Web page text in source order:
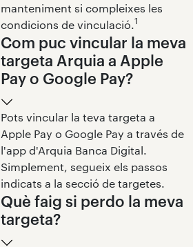
manteniment si compleixes les
condicions de vinculació. 1
Com puc vincular la meva
targeta Arquia a Apple
Pay o Google Pay?
Pots vincular la teva targeta a
Apple Pay o Google Pay a través de
l'app d'Arquia Banca Digital.
Simplement, segueix els passos
indicats a la secció de targetes.
Què faig si perdo la meva
targeta?